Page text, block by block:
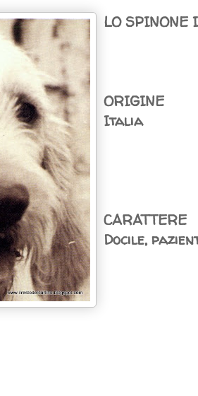
LO SPINONE
ORIGINE
Italia
CARATTERE
Docile,